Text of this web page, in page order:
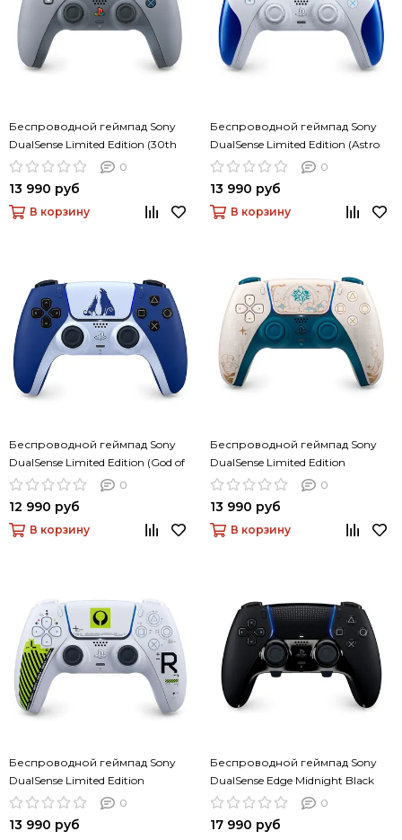
Беспроводной геймпад Sony
DualSense Limited Edition (30th
Anniversary)
0
13 990 руб
В корзину
Беспроводной геймпад Sony
DualSense Limited Edition (Astro
Bot)
0
13 990 руб
В корзину
Беспроводной геймпад Sony
DualSense Limited Edition (God of
War: Ragnarok)
0
12 990 руб
В корзину
Беспроводной геймпад Sony
DualSense Limited Edition
(Genshin Impact)
0
13 990 руб
В корзину
Беспроводной геймпад Sony
DualSense Limited Edition
(Marathon)
0
13 990 руб
Беспроводной геймпад Sony
DualSense Edge Midnight Black
(черный)
0
17 990 руб